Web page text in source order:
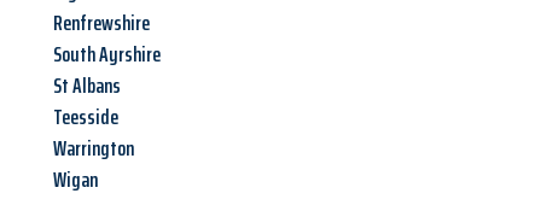
Renfrewshire
South Ayrshire
St Albans
Teesside
Warrington
Wigan